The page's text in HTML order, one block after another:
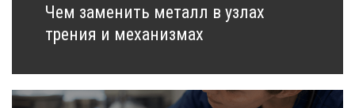
записям
Previous
post:
Чем заменить металл в узлах
трения и механизмах